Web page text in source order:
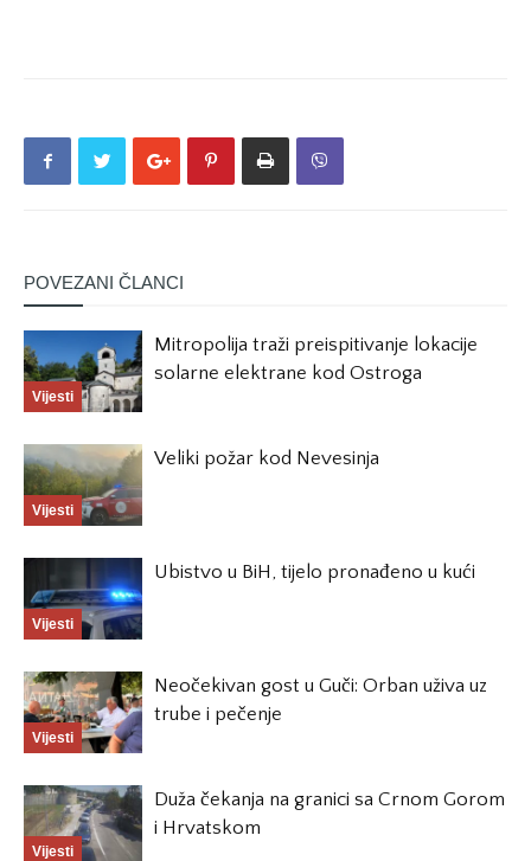
POVEZANI ČLANCI
Vijesti
Mitropolija traži preispitivanje lokacije
solarne elektrane kod Ostroga
Vijesti
Veliki požar kod Nevesinja
Vijesti
Ubistvo u BiH, tijelo pronađeno u kući
Vijesti
Neočekivan gost u Guči: Orban uživa uz
trube i pečenje
Vijesti
Duža čekanja na granici sa Crnom Gorom
i Hrvatskom